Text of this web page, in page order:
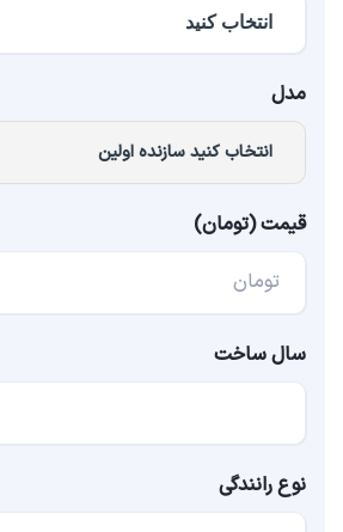
مدل
انتخاب کنید سازنده اولین
قیمت (تومان)
تومان
سال ساخت
نوع رانندگی